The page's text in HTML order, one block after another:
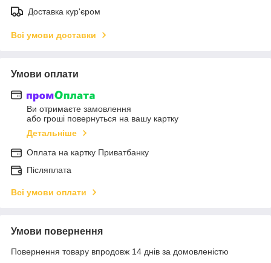
Доставка кур'єром
Всі умови доставки
Умови оплати
Ви отримаєте замовлення
або гроші повернуться на вашу картку
Детальніше
Оплата на картку Приватбанку
Післяплата
Всі умови оплати
Умови повернення
Повернення товару впродовж 14 днів за домовленістю